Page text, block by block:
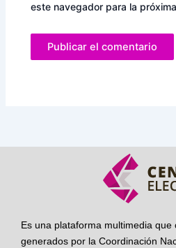
este navegador para la
Es una plataforma multimedia
generados por la Coordinación